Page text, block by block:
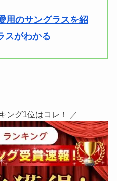
用のサングラスを紹
スがわかる
ング1位はコレ！ ／